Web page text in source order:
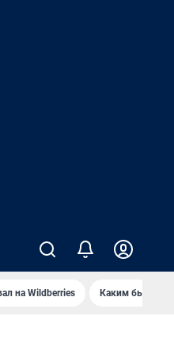
на Wildberries Каким было